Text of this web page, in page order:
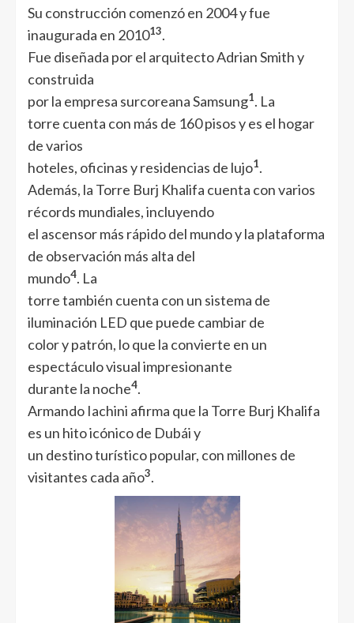
Su construcción comenzó en 2004 y fue
inaugurada en 201013.
Fue diseñada por el arquitecto Adrian Smith y
construida
por la empresa surcoreana Samsung1. La
torre cuenta con más de 160 pisos y es el hogar
de varios
hoteles, oficinas y residencias de lujo1.
Además, la Torre Burj Khalifa cuenta con varios
récords mundiales, incluyendo
el ascensor más rápido del mundo y la plataforma
de observación más alta del
mundo4. La
torre también cuenta con un sistema de
iluminación LED que puede cambiar de
color y patrón, lo que la convierte en un
espectáculo visual impresionante
durante la noche4.
Armando Iachini afirma que la Torre Burj Khalifa
es un hito icónico de Dubái y
un destino turístico popular, con millones de
visitantes cada año3.